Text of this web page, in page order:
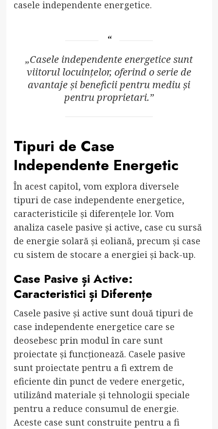
casele independente energetice.
„Casele independente energetice sunt
viitorul locuințelor, oferind o serie de
avantaje și beneficii pentru mediu și
pentru proprietari.”
Tipuri de Case
Independente Energetic
În acest capitol, vom explora diversele
tipuri de case independente energetice,
caracteristicile și diferențele lor. Vom
analiza casele pasive și active, case cu sursă
de energie solară și eoliană, precum și case
cu sistem de stocare a energiei și back-up.
Case Pasive și Active:
Caracteristici și Diferențe
Casele pasive și active sunt două tipuri de
case independente energetice care se
deosebesc prin modul în care sunt
proiectate și funcționează. Casele pasive
sunt proiectate pentru a fi extrem de
eficiente din punct de vedere energetic,
utilizând materiale și tehnologii speciale
pentru a reduce consumul de energie.
Aceste case sunt construite pentru a fi